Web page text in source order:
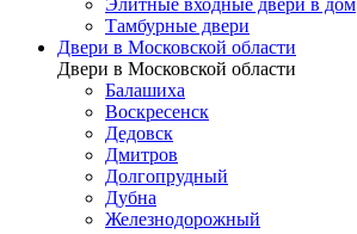
Элитные входные двери в дом
Тамбурные двери
Двери в Московской области
Двери в Московской области
Балашиха
Воскресенск
Дедовск
Дмитров
Долгопрудный
Дубна
Железнодорожный